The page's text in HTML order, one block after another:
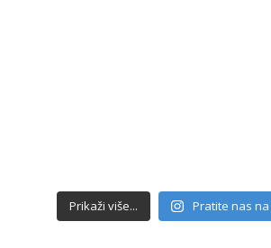
Prikaži više... Pratite nas